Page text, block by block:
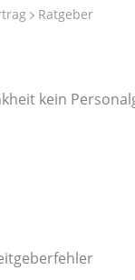
Ratgeber
kein